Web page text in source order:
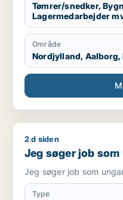
Tømrer/snedker,
Lagermedarbejder
Område
Nordjylland,
Jeg søger job som
2 d siden
Jeg søger job
Jeg søger job som
Type